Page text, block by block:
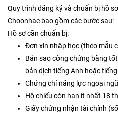
Quy trình đăng ký và chuẩn bị hồ
Choonhae bao gồm các bước sau:
Hồ sơ cần chuẩn bị:
Đơn xin nhập học (theo mẫu
Bản sao công chứng bằng
bản dịch tiếng Anh hoặc
Chứng chỉ năng lực ngoại
Hộ chiếu còn hạn ít nhất 18
Giấy chứng nhận tài chính